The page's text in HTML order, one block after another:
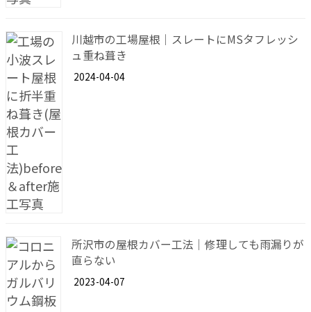
川越市の工場屋根｜スレートにMSタフレッシ
ュ重ね葺き
2024-04-04
所沢市の屋根カバー工法｜修理しても雨漏りが
直らない
2023-04-07